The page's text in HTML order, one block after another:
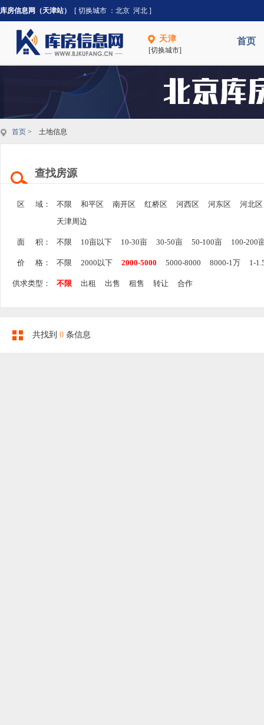
库房信息网（天津站） [ 切换城市 ： 北京 河北 ]
天津
[切换城市]
首页
首页 > 土地信息
查找房源
区 域： 不限 和平区 南开区 红桥区 河西区 河东区
河北区
天津周边
面 积： 不限 10亩以下 10-30亩 30-50亩 50-100亩 100-200
价 格： 不限 2000以下 2000-5000 5000-8000 8000-1万 1-
供求类型： 不限 出租 出售 租售 转让 合作
共找到 0 条信息